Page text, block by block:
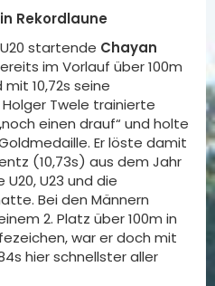
Rekordlaune
startende Chayan
im Vorlauf über 100m
10,72s seine
Twele trainierte
einen drauf“ und holte
Er löste damit
(10,73s) aus dem Jahr
U23 und die
Bei den Männern
2. Platz über 100m in
war er doch mit
hier schnellster aller